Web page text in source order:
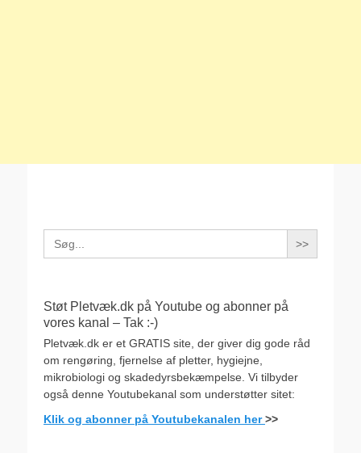
Search
for:
Støt Pletvæk.dk på Youtube og abonner på
vores kanal – Tak :-)
Pletvæk.dk er et GRATIS site, der giver dig gode råd
om rengøring, fjernelse af pletter, hygiejne,
mikrobiologi og skadedyrsbekæmpelse. Vi tilbyder
også denne Youtubekanal som understøtter sitet:
Klik og abonner på Youtubekanalen her>>